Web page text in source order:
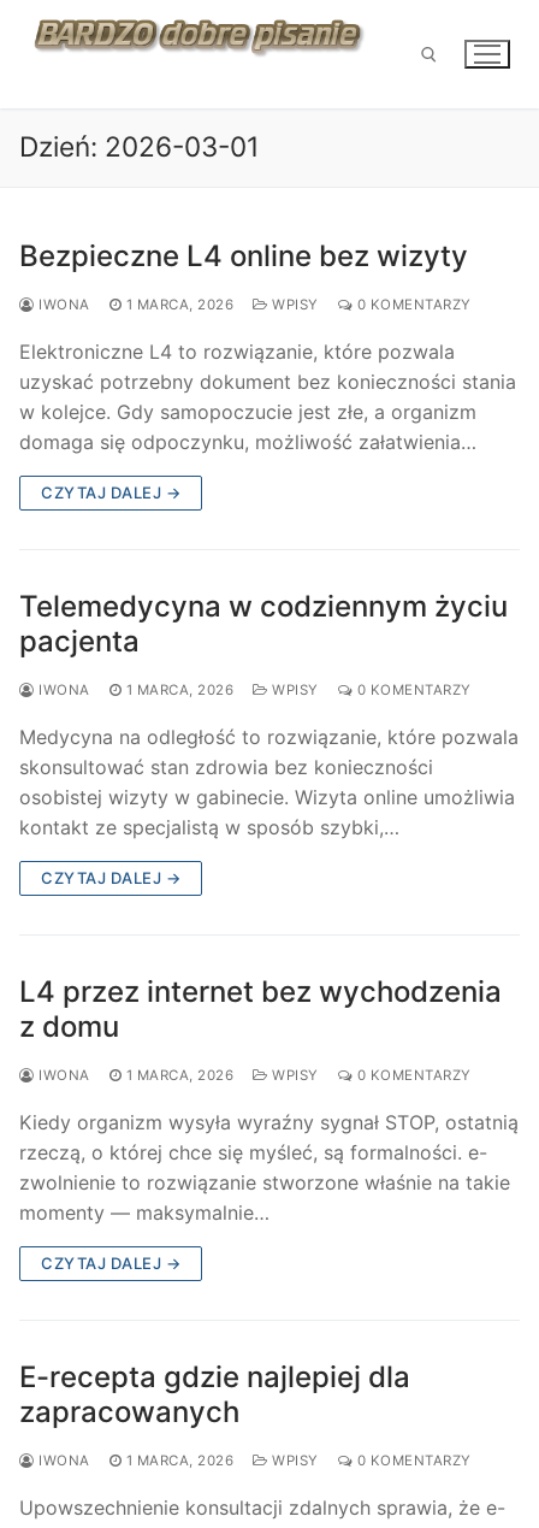
Przejdź
Szukaj:
Dzień: 2026-03-01
Bezpieczne L4 online bez wizyty
IWONA 1 MARCA, 2026 WPISY 0 KOMENTARZY
Elektroniczne L4 to rozwiązanie, które pozwala
uzyskać potrzebny dokument bez konieczności stania
w kolejce. Gdy samopoczucie jest złe, a organizm
domaga się odpoczynku, możliwość załatwienia…
CZYTAJ DALEJ →
Telemedycyna w codziennym życiu
pacjenta
IWONA 1 MARCA, 2026 WPISY 0 KOMENTARZY
Medycyna na odległość to rozwiązanie, które pozwala
skonsultować stan zdrowia bez konieczności
osobistej wizyty w gabinecie. Wizyta online umożliwia
kontakt ze specjalistą w sposób szybki,…
CZYTAJ DALEJ →
L4 przez internet bez wychodzenia
z domu
IWONA 1 MARCA, 2026 WPISY 0 KOMENTARZY
Kiedy organizm wysyła wyraźny sygnał STOP, ostatnią
rzeczą, o której chce się myśleć, są formalności. e-
zwolnienie to rozwiązanie stworzone właśnie na takie
momenty — maksymalnie…
CZYTAJ DALEJ →
E-recepta gdzie najlepiej dla
zapracowanych
IWONA 1 MARCA, 2026 WPISY 0 KOMENTARZY
Upowszechnienie konsultacji zdalnych sprawia, że e-